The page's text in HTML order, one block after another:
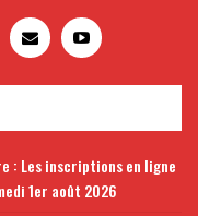
: Les inscriptions en ligne
1er août 2026